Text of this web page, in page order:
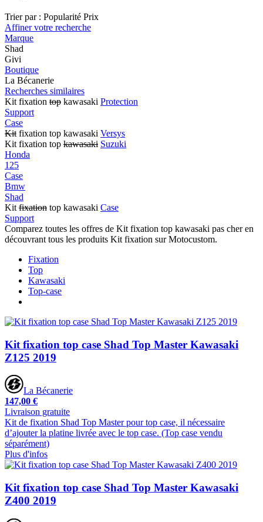
Trier par : Popularité Prix
Affiner votre recherche
Marque
Shad
Givi
Boutique
La Bécanerie
Recherches similaires
Kit fixation top kawasaki Protection
Support
Case
Kit fixation top kawasaki Versys
Kit fixation top kawasaki Suzuki
Honda
125
Case
Bmw
Shad
Kit fixation top kawasaki Case
Support
Comparez toutes les offres de Kit fixation top kawasaki pas cher en
découvrant tous les produits Kit fixation sur Motocustom.
Fixation
Top
Kawasaki
Top-case
Kit fixation top case Shad Top Master Kawasaki
Z125 2019
La Bécanerie
147,00 €
Livraison gratuite
Kit de fixation Shad Top Master pour top case, il nécessaire
d’ajouter la platine livrée avec le top case. (Top case vendu
séparément)
Plus d'infos
Kit fixation top case Shad Top Master Kawasaki
Z400 2019